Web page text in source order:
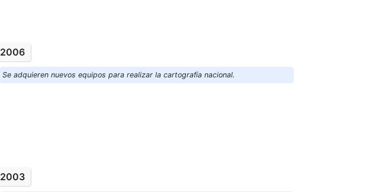
2006
Se adquieren nuevos equipos para realizar la cartografía nacional.
2003